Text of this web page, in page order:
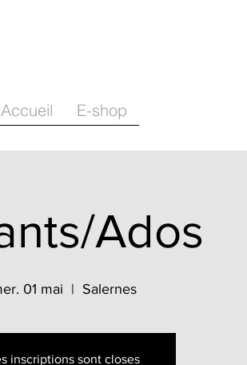
Accueil E-shop
Ados
01 mai
  |
Salernes
inscriptions sont closes